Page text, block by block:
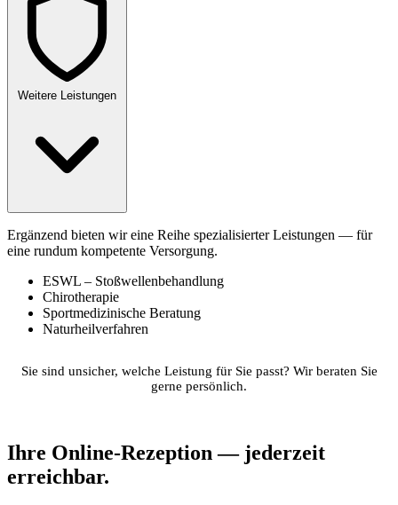
Weitere Leistungen
Ergänzend bieten wir eine Reihe spezialisierter Leistungen — für
eine rundum kompetente Versorgung.
ESWL – Stoßwellenbehandlung
Chirotherapie
Sportmedizinische Beratung
Naturheilverfahren
Sie sind unsicher, welche Leistung für Sie passt? Wir beraten Sie
gerne persönlich.
Ihre Online-Rezeption — jederzeit
erreichbar.